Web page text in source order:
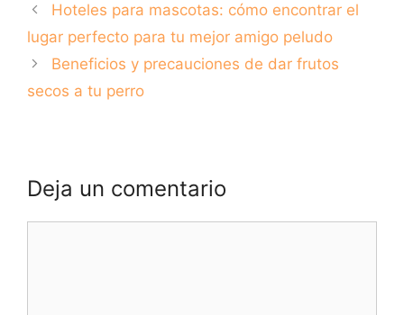
Opiniones de los
Usuarios
Hoteles para mascotas: cómo encontrar el
lugar perfecto para tu mejor amigo peludo
Beneficios y precauciones de dar frutos
secos a tu perro
Deja un comentario